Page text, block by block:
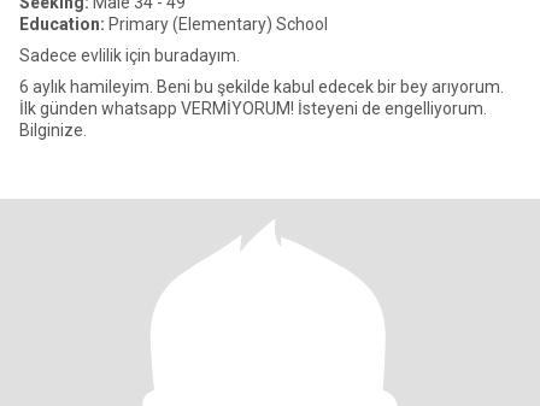
Education: Primary (Elementary) School
Sadece evlilik için buradayım.
6 aylık hamileyim. Beni bu şekilde kabul edecek bir bey arıyorum.
İlk günden whatsapp VERMİYORUM! İsteyeni de engelliyorum.
Bilginize.